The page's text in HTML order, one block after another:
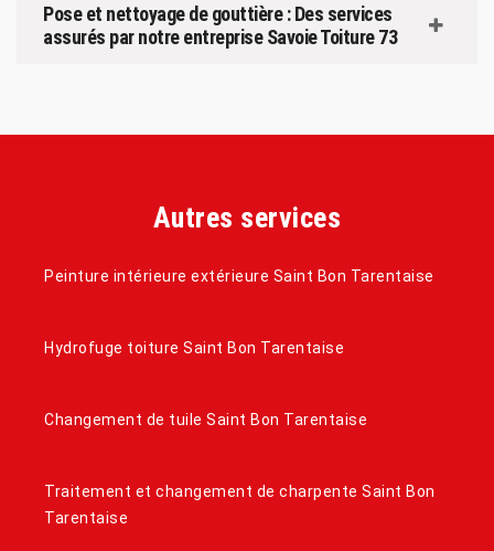
Pose et nettoyage de gouttière : Des services
assurés par notre entreprise Savoie Toiture 73
Autres services
Peinture intérieure extérieure Saint Bon Tarentaise
Hydrofuge toiture Saint Bon Tarentaise
Changement de tuile Saint Bon Tarentaise
Traitement et changement de charpente Saint Bon
Tarentaise